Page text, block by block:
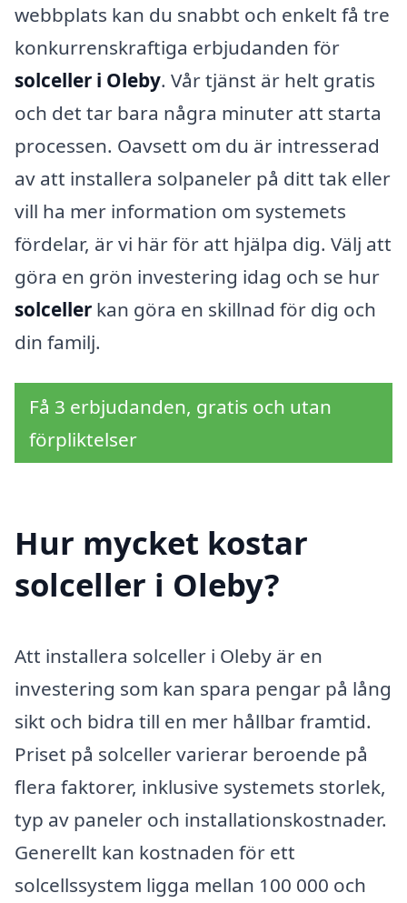
webbplats kan du snabbt och enkelt få tre
konkurrenskraftiga erbjudanden för
solceller i Oleby. Vår tjänst är helt gratis
och det tar bara några minuter att starta
processen. Oavsett om du är intresserad
av att installera solpaneler på ditt tak eller
vill ha mer information om systemets
fördelar, är vi här för att hjälpa dig. Välj att
göra en grön investering idag och se hur
solceller kan göra en skillnad för dig och
din familj.
Få 3 erbjudanden, gratis och utan
förpliktelser
Hur mycket kostar
solceller i Oleby?
Att installera solceller i Oleby är en
investering som kan spara pengar på lång
sikt och bidra till en mer hållbar framtid.
Priset på solceller varierar beroende på
flera faktorer, inklusive systemets storlek,
typ av paneler och installationskostnader.
Generellt kan kostnaden för ett
solcellssystem ligga mellan 100 000 och